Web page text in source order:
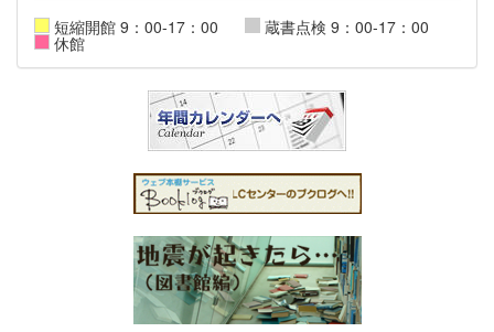
短縮開館 9：00-17：00 蔵書点検 9：00-17：00
休館